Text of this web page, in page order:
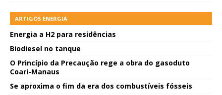
ARTIGOS ENERGIA
Energia a H2 para residências
Biodiesel no tanque
O Princípio da Precaução rege a obra do gasoduto
Coari-Manaus
Se aproxima o fim da era dos combustíveis fósseis